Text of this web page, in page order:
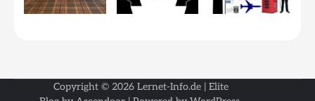
Copyright © 2026 Lernet-Info.de| Elite